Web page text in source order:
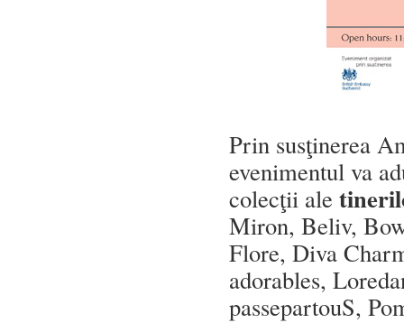
Prin susţinerea
evenimentul va
colecţii ale
Miron, Beliv,
Flore, Diva
adorables,
passepartouS,